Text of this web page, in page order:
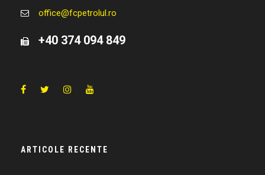
office@fcpetrolul.ro
+40 374 094 849
ARTICOLE RECENTE